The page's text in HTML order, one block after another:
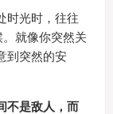
时光时，往往
就像你突然关
到突然的安
不是敌人，而